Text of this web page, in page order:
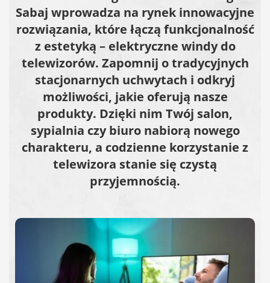
Sabaj wprowadza na rynek innowacyjne
rozwiązania, które łączą funkcjonalność
z estetyką – elektryczne windy do
telewizorów. Zapomnij o tradycyjnych
stacjonarnych uchwytach i odkryj
możliwości, jakie oferują nasze
produkty. Dzięki nim Twój salon,
sypialnia czy biuro nabiorą nowego
charakteru, a codzienne korzystanie z
telewizora stanie się czystą
przyjemnością.